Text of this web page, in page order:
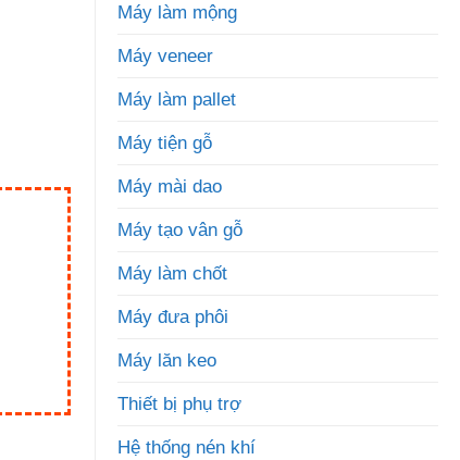
Máy làm mộng
Máy veneer
Máy làm pallet
Máy tiện gỗ
Máy mài dao
Máy tạo vân gỗ
Máy làm chốt
Máy đưa phôi
Máy lăn keo
Thiết bị phụ trợ
Hệ thống nén khí